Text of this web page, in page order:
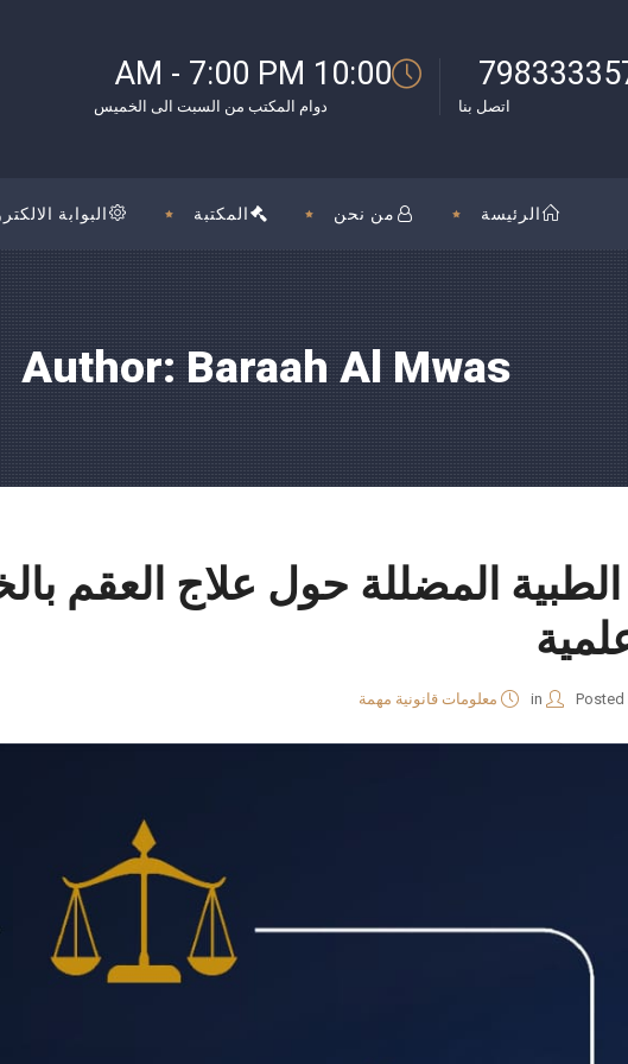
10:00 AM - 7:00 PM
دوام المكتب من السبت الى الخميس اتصل بنا
البوابة المكتبة من نحن الرئيسة
Author: Baraah Al Mwas
الطبية المضللة حول علاج العقم
Posted
in معلومات قانونية مهمة